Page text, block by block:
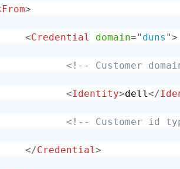
From>
<Credential domain=" duns ">
<!-- Customer
<Identity>dell</
<!-- Customer id
</Credential>